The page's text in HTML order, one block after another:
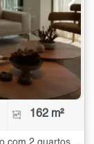
162 m²